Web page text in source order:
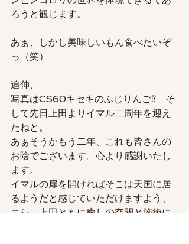
ろうと観じます。
あぁ、しかし美味しいもん食べたいぞ
っ（笑）
追伸、
写真はCS60キセキのふじりんご⁉　そ
して先日上田よりイマル二周年を迎え
たねと。
あぁそうかもう二年、これも皆さんの
お陰でございます。心より感謝いたし
ます。
イマルの扉を開ければそこは天国に居
るようだと感じていただけますよう、
ニシ、上田ともに癒しの空間と施術に